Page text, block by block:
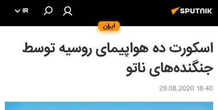
ایران
IR
اسکورت ده هواپیمای روسیه توسط
جنگنده‌های ناتو
18:40 29.08.2020